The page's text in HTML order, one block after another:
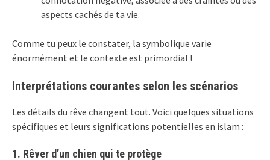
aspects cachés de ta vie.
Comme tu peux le constater, la symbolique varie
énormément et le contexte est primordial !
Interprétations courantes selon les scénarios
Les détails du rêve changent tout. Voici quelques situations
spécifiques et leurs significations potentielles en islam :
1. Rêver d’un chien qui te protège